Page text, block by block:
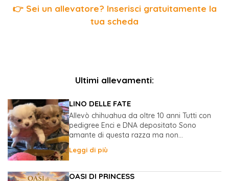
👉 Sei un allevatore? Inserisci gratuitamente la
tua scheda
Ultimi allevamenti:
LINO DELLE FATE
Allevò chihuahua da oltre 10 anni Tutti con
pedigree Enci e DNA depositato Sono
amante di questa razza ma non...
Leggi di più
OASI DI PRINCESS